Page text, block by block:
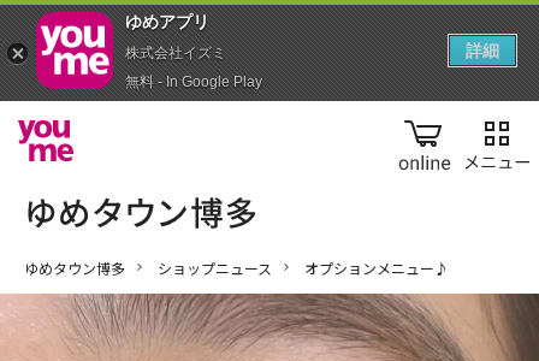
online
ゆめタウン博多 ショップニュース オプションメニュー♪
ゆめアプ‪リ‬
株式会社イズミ
無料 - In Google Play
詳細